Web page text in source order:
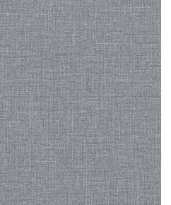
отлично място за
четене, гледане на
почивка. Той е
точка във вашия
Тъканта се отличава
вид и е дишаща и
Креслото е
дебело подплатената
и облегалката.
диван се
които гарантират
и здравина.
се със семпъл,
мека мебел за
да привлича
стая.